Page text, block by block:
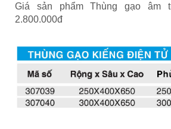
Giá sản phẩm Thùng gạo âm
2.800.000đ